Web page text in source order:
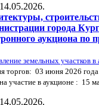
города
аукциона по
земельных участков в
торгов: 03 июня 2026 года
участие в аукционе : 15